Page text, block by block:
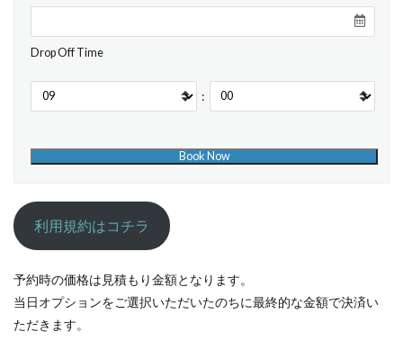
Drop Off Time
:
利用規約はコチラ
予約時の価格は見積もり金額となります。
当日オプションをご選択いただいたのちに最終的な金額で決済い
ただきます。